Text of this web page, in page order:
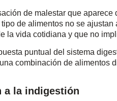
de malestar que aparece
de alimentos no se ajustan
la vida cotidiana y que no
puntual del sistema
combinación de alimentos
a la indigestión